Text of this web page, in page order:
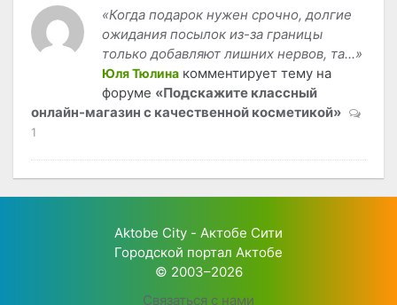
«Когда подарок нужен срочно, долгие
ожидания посылок из-за границы
только добавляют лишних нервов, та...»
Юля Тюлина комментирует тему на
форуме «Подскажите классный
онлайн-магазин с качественной косметикой»
1
Aktobe City - Актобе Сити
Городской портал Актобе
© 2003–2026
Связаться с нами